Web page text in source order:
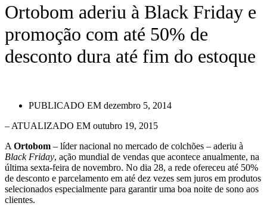
Ortobom aderiu à Black Friday e
promoção com até 50% de
desconto dura até fim do estoque
PUBLICADO EM dezembro 5, 2014
– ATUALIZADO EM outubro 19, 2015
A Ortobom – líder nacional no mercado de colchões – aderiu à
Black Friday, ação mundial de vendas que acontece anualmente, na
última sexta-feira de novembro. No dia 28, a rede ofereceu até 50%
de desconto e parcelamento em até dez vezes sem juros em produtos
selecionados especialmente para garantir uma boa noite de sono aos
clientes.